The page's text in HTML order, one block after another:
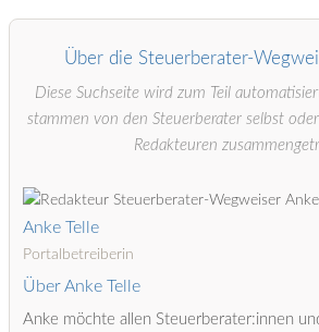
Über die Steuerberater-
Diese Suchseite wird zum Teil
stammen von den Steuerberater selbst
Redakteuren
Anke Telle
Portalbetreiberin
Über Anke Telle
Anke möchte allen Steuerberater:innen